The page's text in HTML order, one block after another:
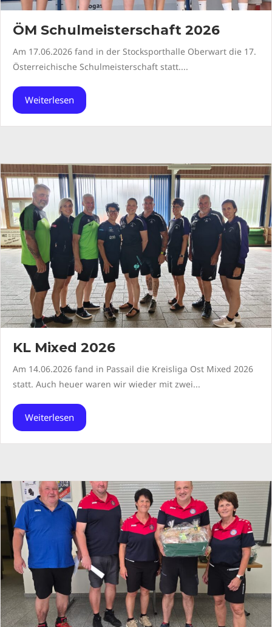
ÖM Schulmeisterschaft 2026
Am 17.06.2026 fand in der Stocksporthalle Oberwart die 17.
Österreichische Schulmeisterschaft statt....
Weiterlesen
KL Mixed 2026
Am 14.06.2026 fand in Passail die Kreisliga Ost Mixed 2026
statt. Auch heuer waren wir wieder mit zwei...
Weiterlesen